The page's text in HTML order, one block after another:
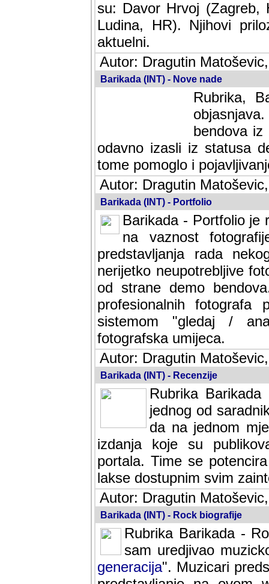
su: Davor Hrvoj (Zagreb,
Ludina, HR). Njihovi
aktuelni.
Autor: Dragutin
Barikada (INT) - Nove nade
Rubrika,
bendova
odavno izasli iz statusa
tome pomoglo i
Autor: Dragutin
Barikada (INT) - Portfolio
Barikada - Portfolio je
na vaznost
predstavljanja rada
nerijetko neupotrebljive
od strane demo
profesionalnih fotografa
sistemom "gledaj /
fotografska umijeca.
Autor: Dragutin
Barikada (INT) - Recenzije
Rubrika
jednog od
da na jednom
izdanja koje su
portala. Time se
lakse dostupnim svim
Autor: Dragutin
Barikada (INT) - Rock biografije
Rubrika Barikada -
sam uredjivao
generacija". Muzicari